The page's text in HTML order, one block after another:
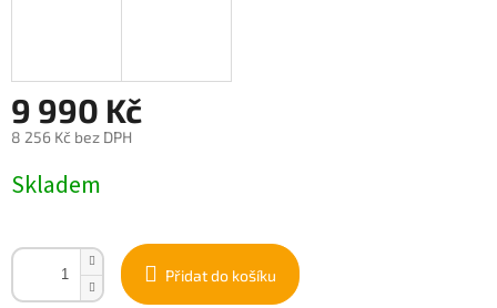
9 990 Kč
8 256 Kč bez DPH
cena:
Skladem
Přidat do košíku